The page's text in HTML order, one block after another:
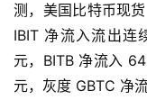
测，美国比特币现
IBIT 净流入流出连
元，BITB 净流入
元，灰度 GBTC 净